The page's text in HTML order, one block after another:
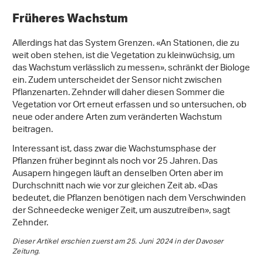
Früheres Wachstum
Allerdings hat das System Grenzen. «An Stationen, die zu
weit oben stehen, ist die Vegetation zu kleinwüchsig, um
das Wachstum verlässlich zu messen», schränkt der Biologe
ein. Zudem unterscheidet der Sensor nicht zwischen
Pflanzenarten. Zehnder will daher diesen Sommer die
Vegetation vor Ort erneut erfassen und so untersuchen, ob
neue oder andere Arten zum veränderten Wachstum
beitragen.
Interessant ist, dass zwar die Wachstumsphase der
Pflanzen früher beginnt als noch vor 25 Jahren. Das
Ausapern hingegen läuft an denselben Orten aber im
Durchschnitt nach wie vor zur gleichen Zeit ab. «Das
bedeutet, die Pflanzen benötigen nach dem Verschwinden
der Schneedecke weniger Zeit, um auszutreiben», sagt
Zehnder.
Dieser Artikel erschien zuerst am 25. Juni 2024 in der Davoser
Zeitung.